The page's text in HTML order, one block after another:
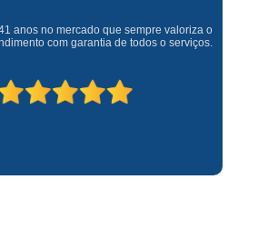
Assistencia Tecnica Microondas
Conserto de Maquina de Lavar
Conserto Maquina de Lavar Roupa
é um problema), e a eficiência do
na solução do problema da minha lava e
não vive mais sem. #recomendo os